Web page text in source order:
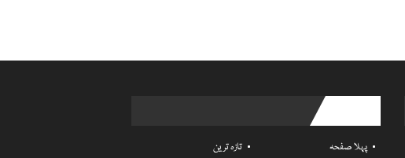
پہلا صفحہ
تازہ ترین